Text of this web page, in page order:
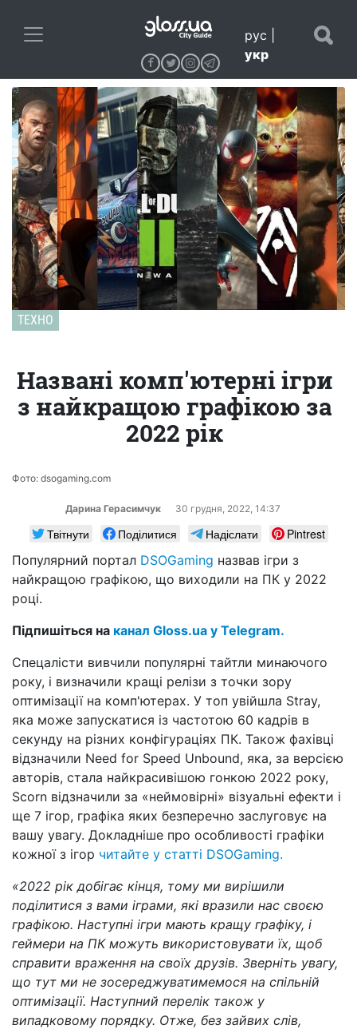
рус
укр
ТЕХНО
Названі комп'ютерні ігри
з найкращою графікою за
2022 рік
Фото: dsogaming.com
Дарина Герасимчук 30 грудня, 2022, 14:37
Твітнути Поділитися Надіслати
Pintrest
Популярний портал DSOGaming назвав ігри з
найкращою графікою, що виходили на ПК у 2022
році.
Підпишіться на канал Gloss.ua у Telegram.
Спецалісти вивчили популярні тайтли минаючого
року, і визначили кращі релізи з точки зору
оптимізації на комп'ютерах. У топ увійшла Stray,
яка може запускатися із частотою 60 кадрів в
секунду на різних конфігураціях ПК. Також фахівці
відзначили Need for Speed ​​Unbound, яка, за версією
авторів, стала найкрасивішою гонкою 2022 року,
Scorn відзначили за «неймовірні» візуальні ефекти і
ще 7 ігор, графіка яких безперечно заслуговує на
вашу увагу. Докладніше про особливості графіки
кожної з ігор читайте у статті DSOGaming.
«2022 рік добігає кінця, тому ми вирішили
поділитися з вами іграми, які вразили нас своєю
графікою. Наступні ігри мають кращу графіку, і
геймери на ПК можуть використовувати їх, щоб
справити враження на своїх друзів. Зверніть увагу,
що тут ми не зосереджуватимемося на спільній
оптимізації. Наступний перелік також у
випадковому порядку. Отже, без зайвих слів,